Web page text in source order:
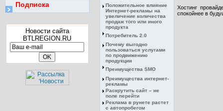
Подписка
Новости сайта
BTLREGION.RU
Положительное влияние
Интернет-рекламы на
увеличение количества
продаж того или иного
продукта
Потребитель 2.0
Почему выгодно
пользоваться услугами
по продвижению
продукции
Преимущества SMO
Преимущества интернет-
рекламы
Раскрутить сайт – не
поле перейти
Реклама в рунете растет
с автопробегом
Хостинг
спокойнее в